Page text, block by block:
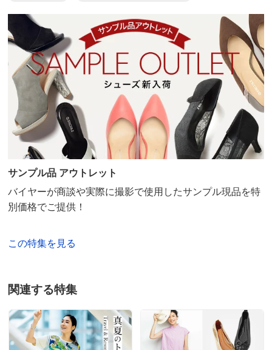
サンプル品 アウトレット
バイヤーが商談や実際に撮影で使用したサンプル現品を特
別価格でご提供！
この特集を見る
関連する特集